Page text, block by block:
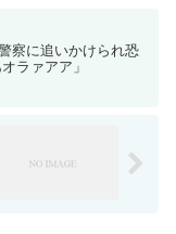
察に追いかけられ恐
ラァアア」